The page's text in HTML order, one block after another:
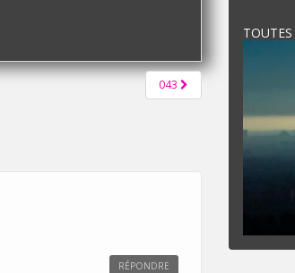
043
RÉPONDRE